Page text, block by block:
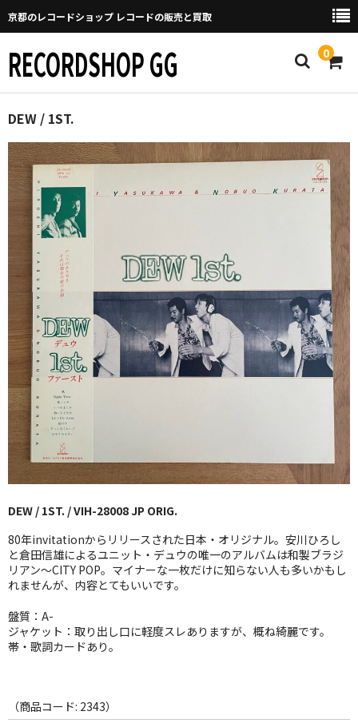
京都のレコードショップ レコードの販売と買取
RECORDSHOP GG 0
Home
マイページ
GGについて
買取について
取り置きなどについて
Categories
New Arrivals
新譜
GG RECORD （当店のレーベル）
全商品
JAZZ-US
BLUE NOTE
JAZZ-EU
JAZZ-JP
JAZZ-VOCAL
J-POP
ROCK
WORLD
DEW / 1ST.
DEW / 1ST. / VIH-28008 JP ORIG.
80年invitationからリリースされた日本・オリジナル。安川ひろし
と倉田信雄によるユニット・デュウの唯一のアルバムは和製ブラジ
リアン〜CITY POP。マイナーな一枚だけに知らない人も多いかもし
れませんが、内容とてもいいです。
盤質：A-
ジャケット：取り出し口に軽度スレありますが、概ね綺麗です。
帯・歌詞カードあり。
（商品コード: 2343）